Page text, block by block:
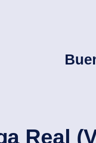
Real